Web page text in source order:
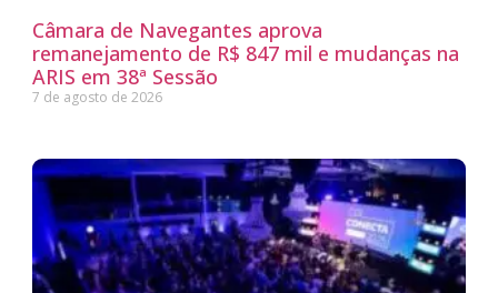
Câmara de Navegantes aprova
remanejamento de R$ 847 mil e mudanças na
ARIS em 38ª Sessão
7 de agosto de 2026